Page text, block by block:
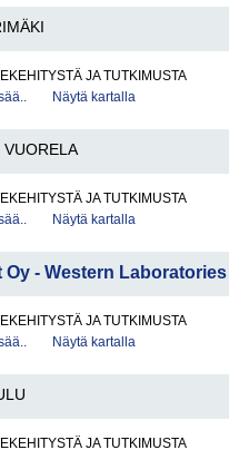
JA TUTKIMUSTA
Näytä kartalla
VUORELA
JA TUTKIMUSTA
Näytä kartalla
- Western
JA TUTKIMUSTA
Näytä kartalla
JA TUTKIMUSTA